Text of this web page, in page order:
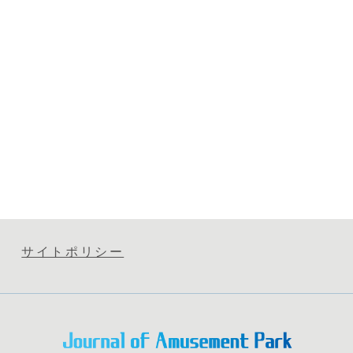
サイトポリシー